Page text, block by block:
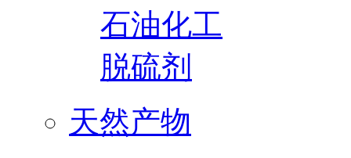
石油化工
脱硫剂
天然产物